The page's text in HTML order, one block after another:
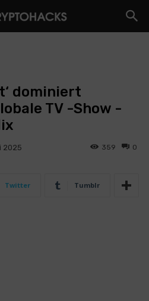
dominiert
TV -Show -
2025 0
359
Twitter Tumblr